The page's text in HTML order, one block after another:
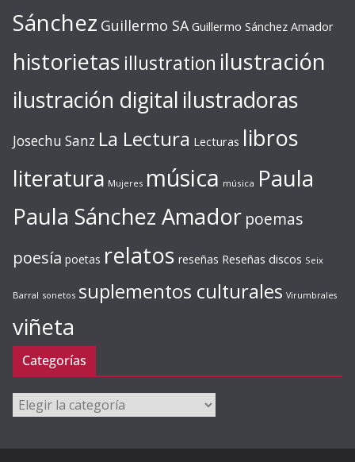
Sánchez Guillermo SA Guillermo Sánchez Amador
historietas illustration ilustración
ilustración digital ilustradoras
Josechu Sanz La Lectura Lecturas libros
literatura Mujeres música música Paula
Paula Sánchez Amador poemas
poesía poetas relatos reseñas Reseñas discos Seix
Barral sonetos suplementos culturales Virumbrales
viñeta
Categorías
Categorías